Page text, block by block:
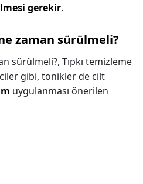
gerekir.
zaman sürülmeli?
sürülmeli?, Tıpkı temizleme
gibi, tonikler de cilt
uygulanması önerilen